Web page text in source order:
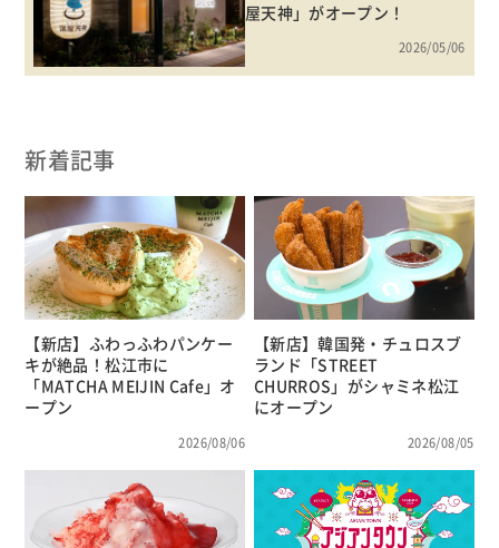
屋天神」がオープン！
2026/05/06
新着記事
【新店】ふわっふわパンケー
キが絶品！松江市に
「MATCHA MEIJIN Cafe」オ
ープン
2026/08/06
【新店】韓国発・チュロスブ
ランド「STREET
CHURROS」がシャミネ松江
にオープン
2026/08/05